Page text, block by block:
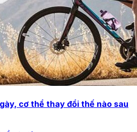
cơ thể thay đổi thế nào sau